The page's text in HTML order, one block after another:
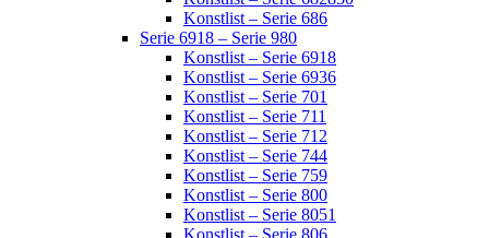
Konstlist – Serie 686
Serie 6918 – Serie 980
Konstlist – Serie 6918
Konstlist – Serie 6936
Konstlist – Serie 701
Konstlist – Serie 711
Konstlist – Serie 712
Konstlist – Serie 744
Konstlist – Serie 759
Konstlist – Serie 800
Konstlist – Serie 8051
Konstlist – Serie 806